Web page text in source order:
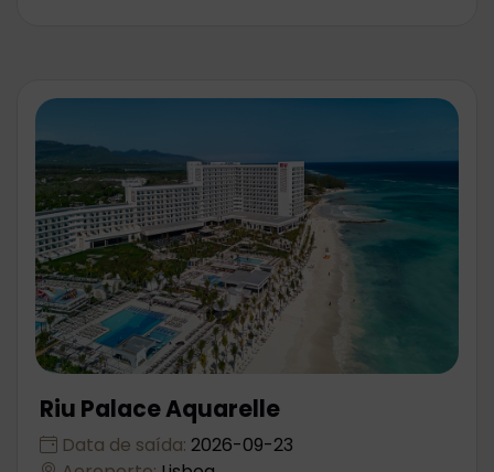
Riu Palace Aquarelle
Data de saída: 2026-09-23